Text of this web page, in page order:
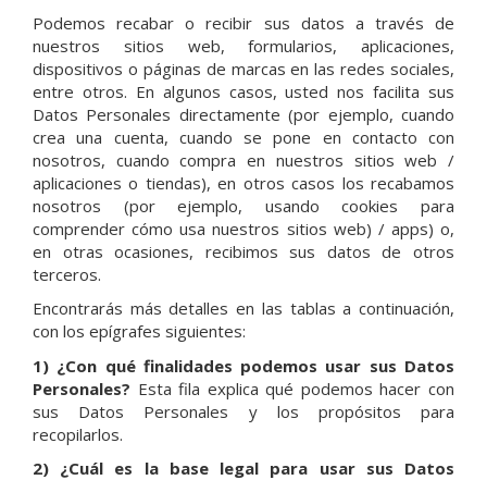
Podemos recabar o recibir sus datos a través de
nuestros sitios web, formularios, aplicaciones,
dispositivos o páginas de marcas en las redes sociales,
entre otros. En algunos casos, usted nos facilita sus
Datos Personales directamente (por ejemplo, cuando
crea una cuenta, cuando se pone en contacto con
nosotros, cuando compra en nuestros sitios web /
aplicaciones o tiendas), en otros casos los recabamos
nosotros (por ejemplo, usando cookies para
comprender cómo usa nuestros sitios web) / apps) o,
en otras ocasiones, recibimos sus datos de otros
terceros.
Encontrarás más detalles en las tablas a continuación,
con los epígrafes siguientes:
1) ¿Con qué finalidades podemos usar sus Datos
Personales? Esta fila explica qué podemos hacer con
sus Datos Personales y los propósitos para
recopilarlos.
2) ¿Cuál es la base legal para usar sus Datos